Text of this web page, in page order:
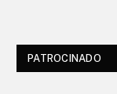
PATROCINADO